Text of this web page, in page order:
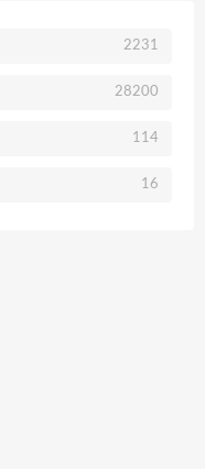
2231
28200
114
16